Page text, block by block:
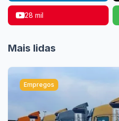
28 mil
Mais lidas
Empregos